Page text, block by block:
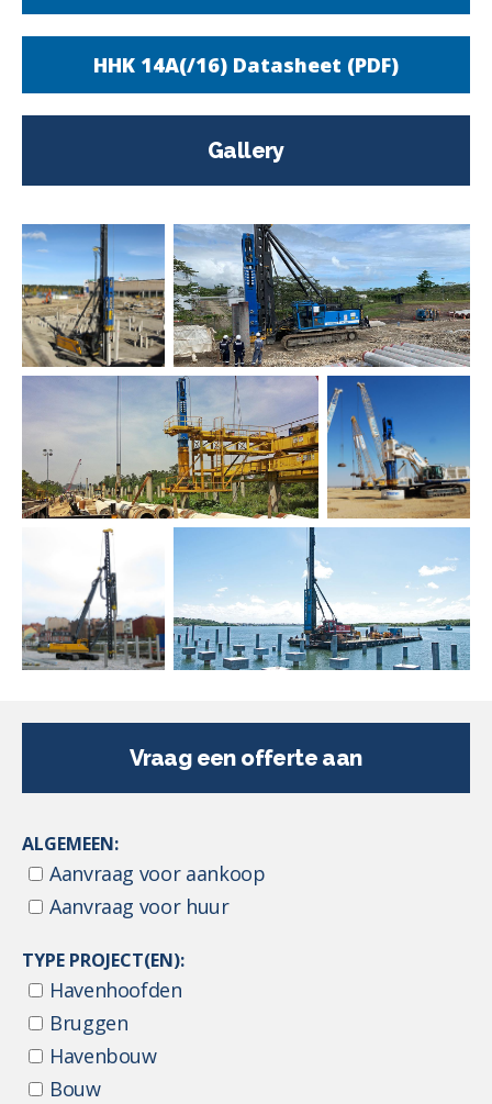
HHK 14A(/16) Datasheet (PDF)
Gallery
Vraag een offerte aan
ALGEMEEN:
Aanvraag voor aankoop
Aanvraag voor huur
TYPE PROJECT(EN):
Havenhoofden
Bruggen
Havenbouw
Bouw